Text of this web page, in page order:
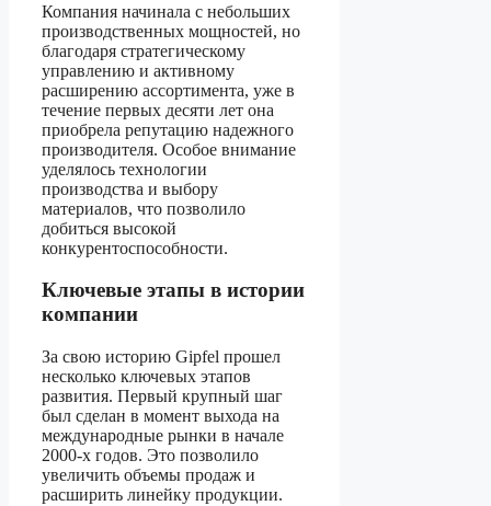
Компания начинала с небольших
производственных мощностей, но
благодаря стратегическому
управлению и активному
расширению ассортимента, уже в
течение первых десяти лет она
приобрела репутацию надежного
производителя. Особое внимание
уделялось технологии
производства и выбору
материалов, что позволило
добиться высокой
конкурентоспособности.
Ключевые этапы в истории
компании
За свою историю Gipfel прошел
несколько ключевых этапов
развития. Первый крупный шаг
был сделан в момент выхода на
международные рынки в начале
2000-х годов. Это позволило
увеличить объемы продаж и
расширить линейку продукции.